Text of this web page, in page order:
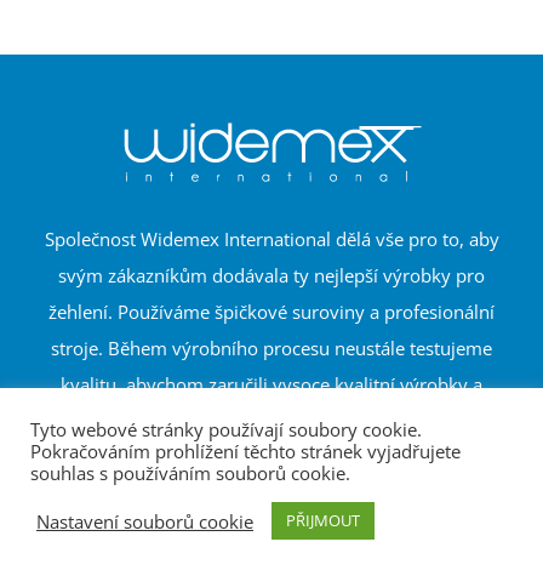
Společnost Widemex International dělá vše pro to, aby
svým zákazníkům dodávala ty nejlepší výrobky pro
žehlení. Používáme špičkové suroviny a profesionální
stroje. Během výrobního procesu neustále testujeme
kvalitu, abychom zaručili vysoce kvalitní výrobky a
spokojenost zákazníků.
Kategorie výrobků
Tyto webové stránky používají soubory cookie.
Pokračováním prohlížení těchto stránek vyjadřujete
souhlas s používáním souborů cookie.
Nastavení souborů cookie
PŘIJMOUT